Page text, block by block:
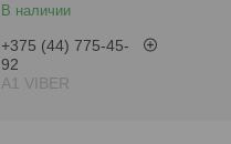
В наличии
+375 (44) 775-45-
92
А1 VIBER